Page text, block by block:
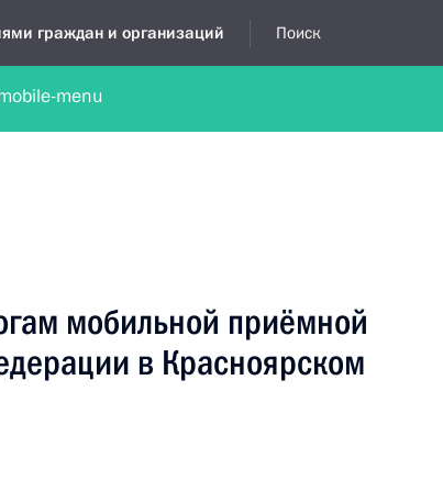
граждан и организаций Поиск
в устной форме
мобильной приёмной
в Красноярском
menu